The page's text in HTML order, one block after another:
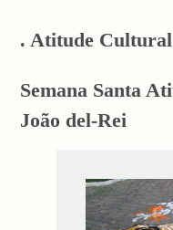
. Atitude
Semana Santa
João del-Rei